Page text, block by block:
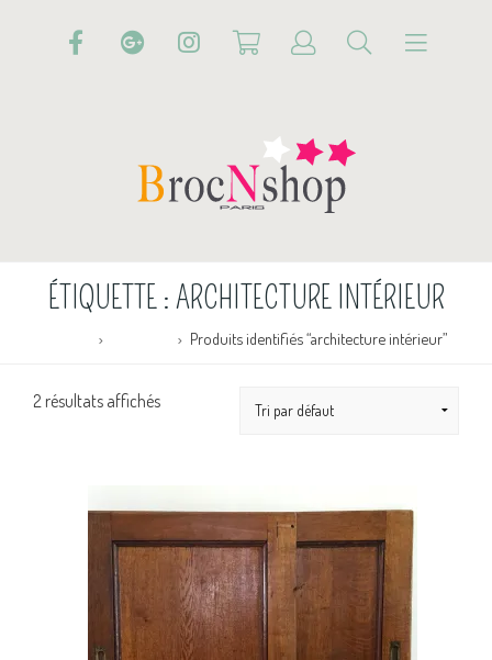
ÉTIQUETTE : ARCHITECTURE INTÉRIEUR
Produits identifiés “architecture intérieur”
2 résultats affichés